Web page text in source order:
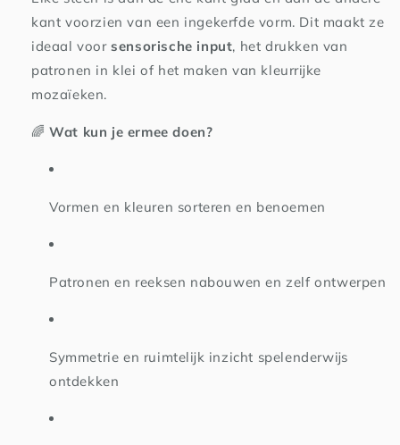
kant voorzien van een ingekerfde vorm. Dit maakt ze
ideaal voorsensorische input, het drukken van
patronen in klei of het maken van kleurrijke
mozaïeken.
🌈Wat kun je ermee doen?
Vormen en kleuren sorteren en benoemen
Patronen en reeksen nabouwen en zelf ontwerpen
Symmetrie en ruimtelijk inzicht spelenderwijs
ontdekken